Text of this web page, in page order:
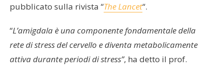
pubblicato sulla rivista “The Lancet“.
“L’amigdala è una componente fondamentale della
rete di stress del cervello e diventa metabolicamente
attiva durante periodi di stress”, ha detto il prof.